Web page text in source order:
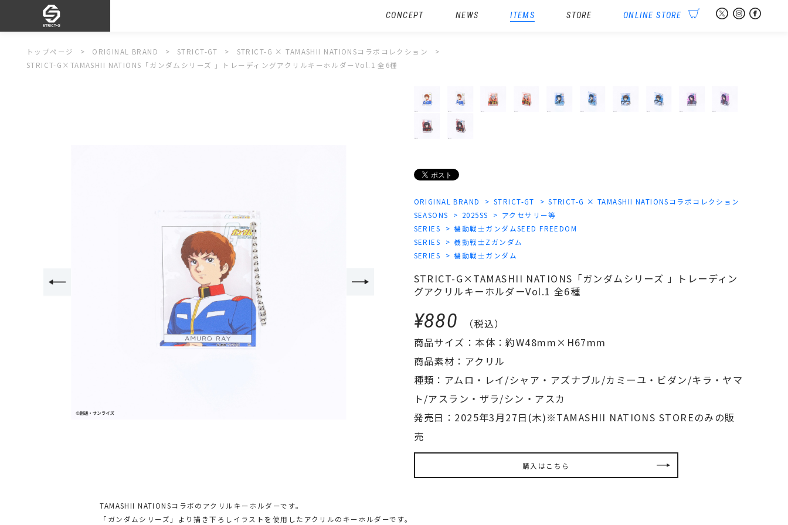
ITEMS
CONCEPT NEWS STORE ONLINE STORE
トップページ ORIGINAL BRAND STRICT-GT
STRICT-G × TAMASHII NATIONSコラボコレクション
STRICT-G×TAMASHII NATIONS「ガンダムシリーズ 」トレーディングアクリルキーホルダーVol.1 全6種
ORIGINAL BRAND STRICT-GT
STRICT-G × TAMASHII NATIONSコラボコレクション
SEASONS
2025SS
アクセサリー等
SERIES
機動戦士ガンダムSEED FREEDOM
SERIES
機動戦士Zガンダム
SERIES
機動戦士ガンダム
STRICT-G×TAMASHII NATIONS「ガンダムシリーズ 」トレーディン
グアクリルキーホルダーVol.1 全6種
¥880
（税込）
商品サイズ：本体：約W48mm×H67mm
商品素材：アクリル
種類：アムロ・レイ/シャア・アズナブル/カミーユ・ビダン/キラ・ヤマ
ト/アスラン・ザラ/シン・アスカ
発売日：2025年3月27日(木)※TAMASHII NATIONS STOREのみの販
売
購入はこちら
TAMASHII NATIONSコラボのアクリルキーホルダーです。
「ガンダムシリーズ」より描き下ろしイラストを使用したアクリルのキーホルダーです。